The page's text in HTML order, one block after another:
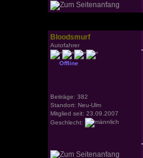
Bloodsmurf
Autofahrer
Offline
Beiträge: 382
Standort: Neu-Ulm
Mitglied seit: 23.09.2007
Geschlecht: